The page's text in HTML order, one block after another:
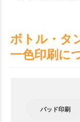
ボトル・タ
一色印刷に
パッド印刷